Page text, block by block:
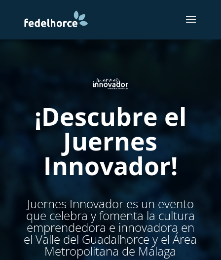
¡Descubre el
Juernes
Innovador!
Juernes Innovador es un evento
que celebra y fomenta la cultura
emprendedora e innovadora en
el Valle del Guadalhorce y el Área
Metropolitana de Málaga